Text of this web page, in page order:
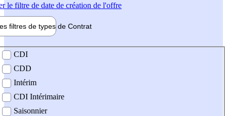
le filtre de date de création de l'offre
filtres de types de Contrat
contrat
CDI
CDD
Intérim
CDI Intérimaire
Saisonnier